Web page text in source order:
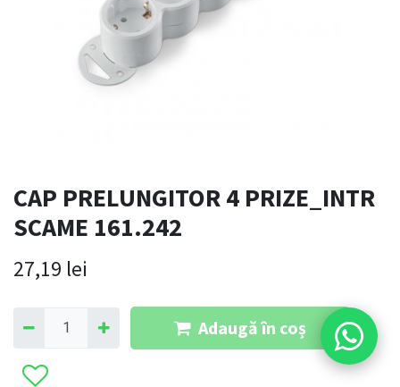
CAP PRELUNGITOR 4 PRIZE_INTR
SCAME 161.242
27,19 lei
Adaugă în coș